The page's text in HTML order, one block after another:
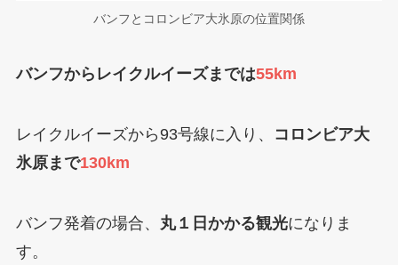
バンフとコロンビア大氷原の位置関係
バンフからレイクルイーズまでは55km
レイクルイーズから93号線に入り、
コロンビア大
氷原まで130km
バンフ発着の場合、 丸１日かかる観光になりま
す。